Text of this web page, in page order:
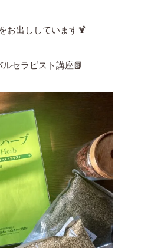
お出ししています🍹
セラピスト講座📗